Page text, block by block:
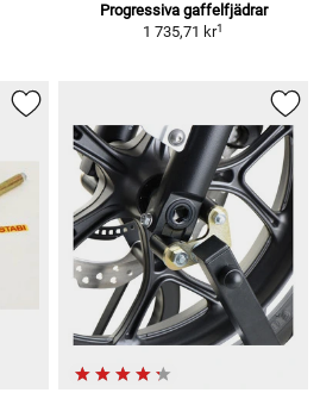
Progressiva gaffelfjädrar
1 735,71 kr1